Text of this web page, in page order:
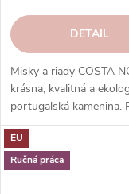
DETAIL
Misky a riady COSTA
krásna, kvalitná a
portugalská kamenina.
tvary, farby, vzory a
Objednajte si ich v
shope.
EU
Ručná práca